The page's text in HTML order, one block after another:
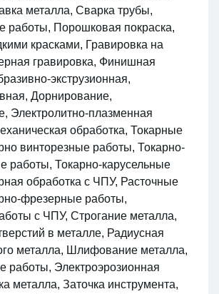
металла, Сварка трубы,
работы, Порошковая покраска,
красками, Гравировка на
гравировка, Финишная
экструзионная,
Дорнирование,
Электролитно-плазменная
обработка, Токарные
винторезные работы, Токарно-
работы, Токарно-карусельные
обработка с ЧПУ, Расточные
фрезерные работы,
с ЧПУ, Строгание металла,
в металле, Радиусная
металла, Шлифование металла,
работы, Электроэрозионная
металла, Заточка инструмента,